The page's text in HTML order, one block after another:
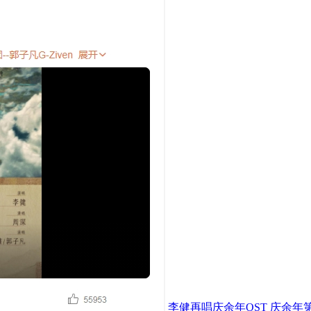
李健再唱庆余年OST 庆余年